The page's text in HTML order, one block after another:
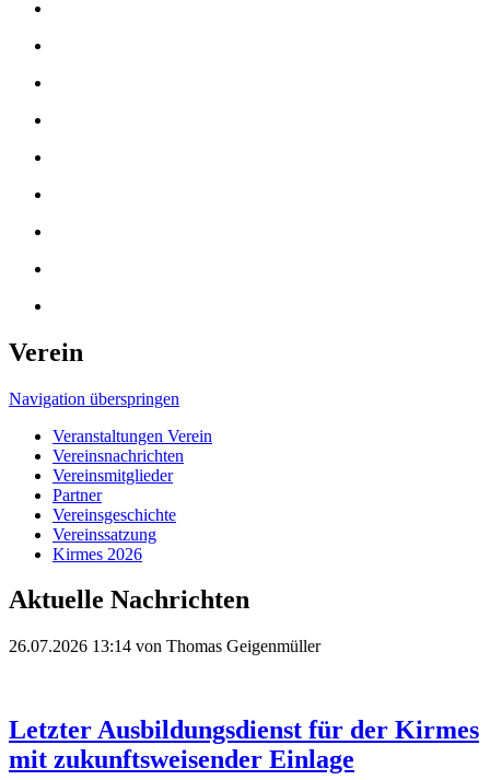
Verein
Navigation überspringen
Veranstaltungen Verein
Vereinsnachrichten
Vereinsmitglieder
Partner
Vereinsgeschichte
Vereinssatzung
Kirmes 2026
Aktuelle Nachrichten
26.07.2026 13:14 von Thomas Geigenmüller
Letzter Ausbildungsdienst für der Kirmes
mit zukunftsweisender Einlage